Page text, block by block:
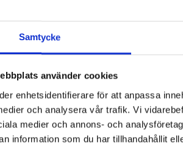
Samtycke
använder cookies
enhetsidentifierare för att anpassa
och analysera vår trafik. Vi
medier och annons- och
information som du har tillhandahållit
och lufttryck överensstämmer med
Egenskaper
✓ Traktordäck bak / drivdäck (R-1)
✓ Dubbelvinklade klackar för hög
✓ Självrensande mönsterdesign
✓ Förstärkt 12PR-konstruktion